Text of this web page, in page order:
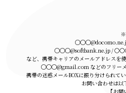
※
◯◯◯@softbank.ne.jp / 〇〇
など、携帯キャリアのメールアドレスを
◯◯◯@gmail.com などのフリーメ
携帯の迷惑メールBOXに振り分けられて
お問い合わせは以